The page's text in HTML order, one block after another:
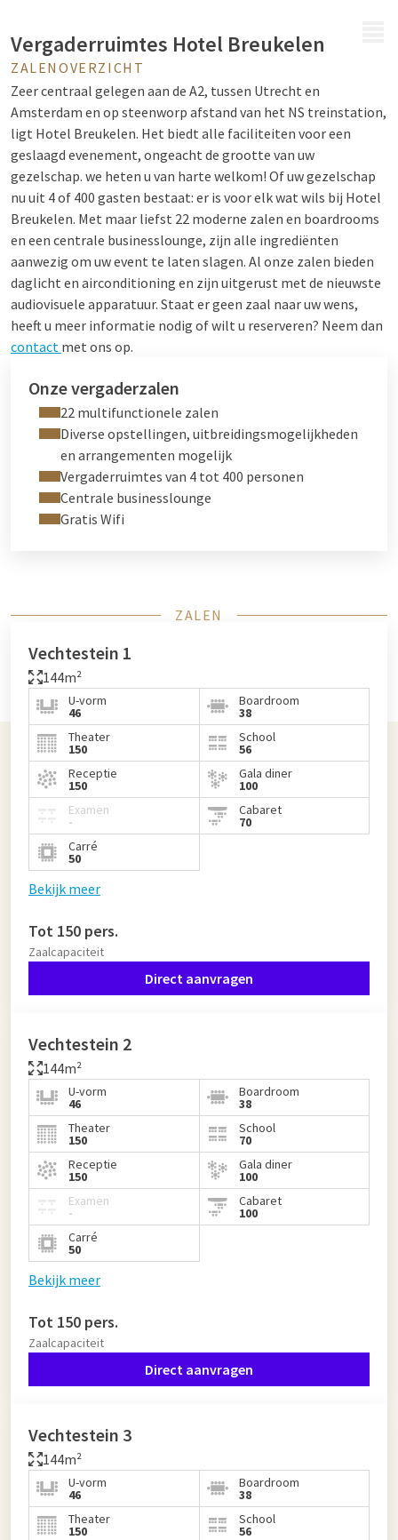
Vergaderruimtes Hotel Breukelen
ZALENOVERZICHT
Zeer centraal gelegen aan de A2, tussen Utrecht en
Amsterdam en op steenworp afstand van het NS treinstation,
ligt Hotel Breukelen. Het biedt alle faciliteiten voor een
geslaagd evenement, ongeacht de grootte van uw
gezelschap. we heten u van harte welkom! Of uw gezelschap
nu uit 4 of 400 gasten bestaat: er is voor elk wat wils bij Hotel
Breukelen. Met maar liefst 22 moderne zalen en boardrooms
en een centrale businesslounge, zijn alle ingrediënten
aanwezig om uw event te laten slagen. Al onze zalen bieden
daglicht en airconditioning en zijn uitgerust met de nieuwste
audiovisuele apparatuur. Staat er geen zaal naar uw wens,
heeft u meer informatie nodig of wilt u reserveren? Neem dan
contact met ons op.
Onze vergaderzalen
22 multifunctionele zalen
Diverse opstellingen, uitbreidingsmogelijkheden
en arrangementen mogelijk
Vergaderruimtes van 4 tot 400 personen
Centrale businesslounge
Gratis Wifi
ZALEN
Vechtestein 1
144m²
U-vorm
46
Boardroom
38
Theater
150
School
56
Receptie
150
Gala diner
100
Examen
-
Cabaret
70
Carré
50
Bekijk meer
Tot 150 pers.
Zaalcapaciteit
Direct aanvragen
Vechtestein 2
144m²
U-vorm
46
Boardroom
38
Theater
150
School
70
Receptie
150
Gala diner
100
Examen
-
Cabaret
100
Carré
50
Bekijk meer
Tot 150 pers.
Zaalcapaciteit
Direct aanvragen
Vechtestein 3
144m²
U-vorm
46
Boardroom
38
Theater
150
School
56